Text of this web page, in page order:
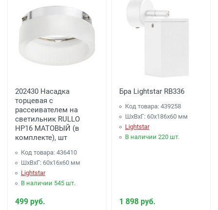
202430 Насадка
торцевая с
рассеивателем на
светильник RULLO
HP16 МАТОВЫЙ (в
комплекте), шт
Код товара: 436410
ШхВхГ: 60x16x60 мм
Lightstar
В наличии 545 шт.
499 руб.
Бра Lightstar RB336
Код товара: 439258
ШхВхГ: 60x186x60 мм
Lightstar
В наличии 220 шт.
1 898 руб.